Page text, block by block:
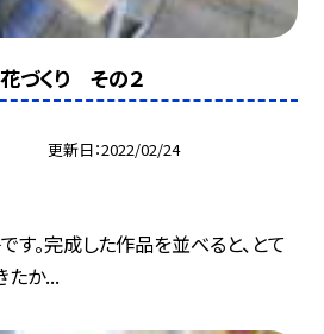
づくり その２
更新日 2022/02/24
。完成した作品を並べると、とて
たか...